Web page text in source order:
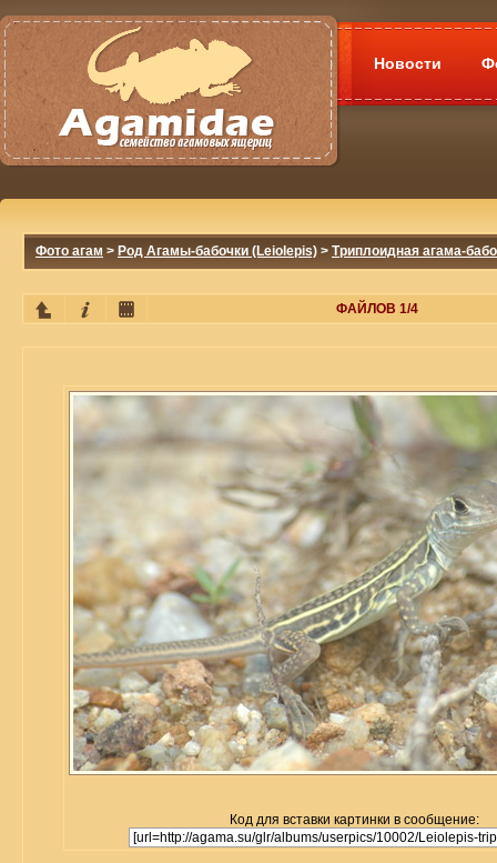
Новости
Фото агам > Род Агамы-бабочки (Leiolepis) > Триплоидная агама-
ФАЙЛОВ 1/4
Код для вставки картинки в сообщение: